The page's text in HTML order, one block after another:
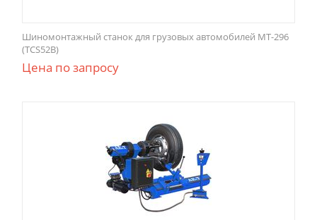
Шиномонтажный станок для грузовых автомобилей МТ-296
(TCS52B)
Цена по запросу